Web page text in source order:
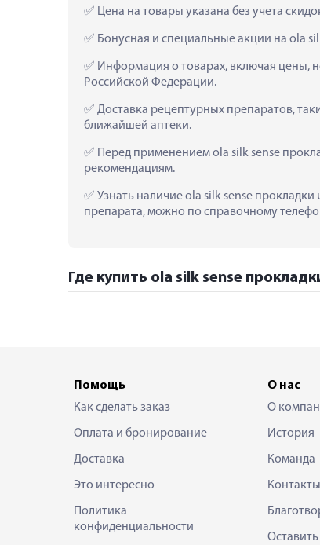
Цена на товары указана без учета
Бонусная и специальные акции на ola
Информация о товарах, включая цены,
Российской Федерации.
Доставка рецептурных препаратов,
ближайшей аптеки.
Перед применением ola silk sense
рекомендациям.
Узнать наличие ola silk sense
препарата, можно по справочному
Где купить ola silk sense
Помощь
Как сделать заказ
Оплата и бронирование
Доставка
Это интересно
Политика
конфиденциальности
О нас
О
История
Команда
Контакты